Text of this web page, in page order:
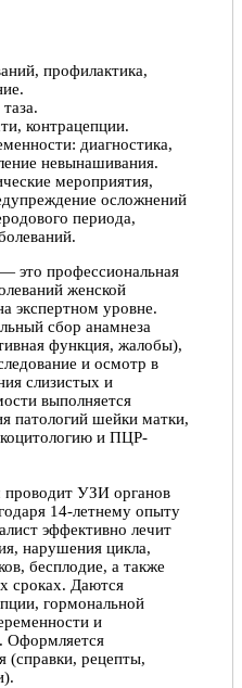
профилактика,
контрацепции.
диагностика,
невынашивания.
мероприятия,
осложнений
периода,
это профессиональная
женской
экспертном уровне.
сбор анамнеза
функция, жалобы),
и осмотр в
слизистых и
выполняется
патологий шейки матки,
и ПЦР-
проводит УЗИ органов
14-летнему опыту
эффективно лечит
нарушения цикла,
бесплодие, а также
сроках. Даются
гормональной
и
Оформляется
(справки, рецепты,